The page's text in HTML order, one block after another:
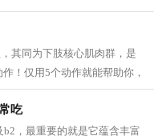
其同为下肢核心肌肉群，是
！仅用5个动作就能帮助你，
吃
，最重要的就是它蕴含丰富